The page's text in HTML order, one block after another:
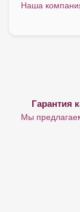
Наша
Гарантия
Мы